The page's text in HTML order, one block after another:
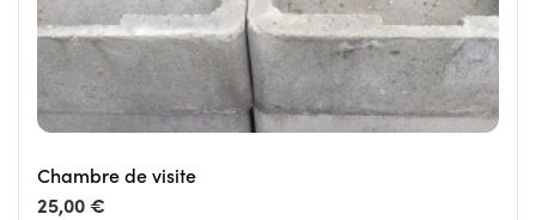
Chambre de visite
25,00 €